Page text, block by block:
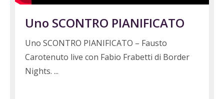
Uno SCONTRO PIANIFICATO
Uno SCONTRO PIANIFICATO – Fausto
Carotenuto live con Fabio Frabetti di Border
Nights.